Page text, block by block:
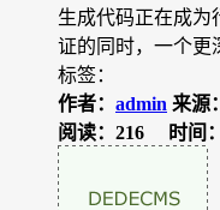
生成代码正在成为
证的同时，一个
标签：
作者： admin 来源：
阅读：216
时间